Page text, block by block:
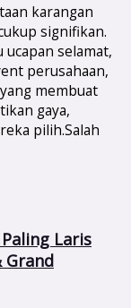
karangan
signifikan.
selamat,
perusahaan,
membuat
gaya,
pilih.Salah
Laris
Grand